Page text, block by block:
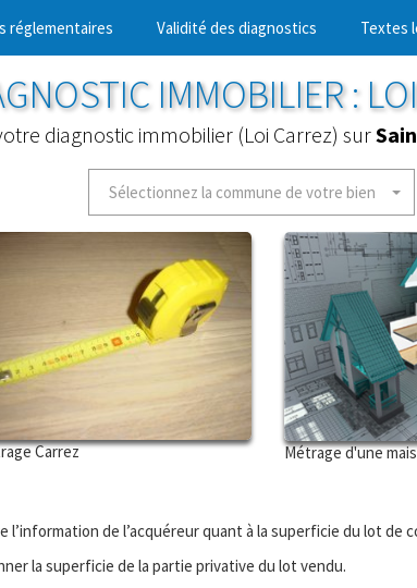
réglementaires Validité des diagnostics Textes
IMMOBILIER :
diagnostic immobilier (Loi Carrez) sur
Sélectionnez la commune de votre bien
Carrez Métrage d'une
l’information de l’acquéreur quant à la superficie du lot de
la superficie de la partie privative du lot vendu.